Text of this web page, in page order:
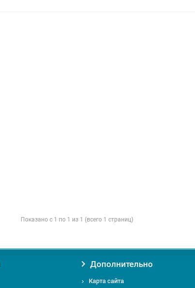
Показано с 1 по 1 из 1 (всего 1 страниц)
Дополнительно
Карта сайта